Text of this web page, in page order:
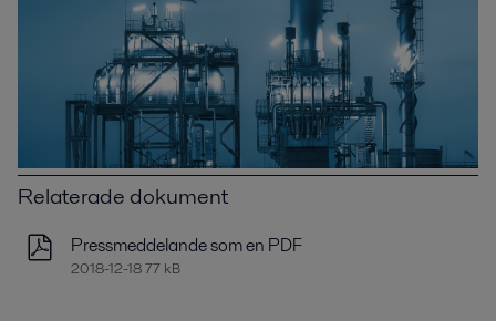
Relaterade dokument
Pressmeddelande som en PDF
2018-12-18 77 kB